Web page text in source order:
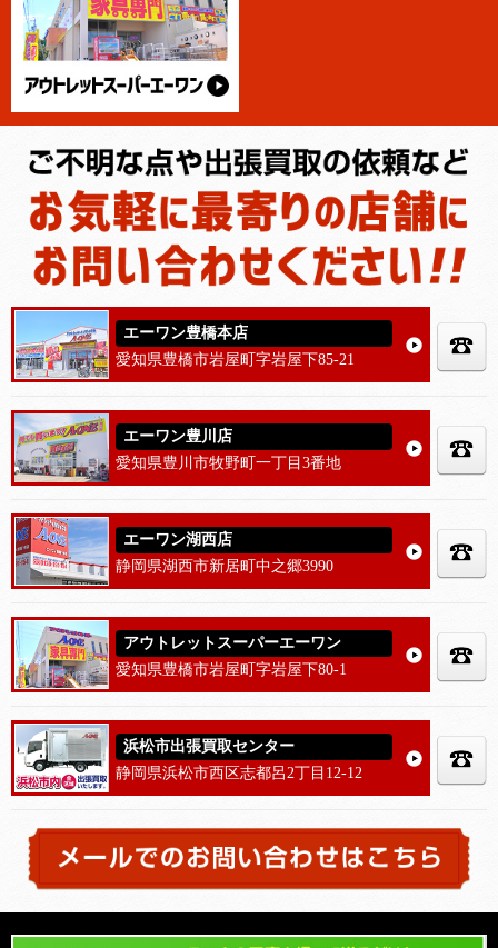
エーワン豊橋本店
愛知県豊橋市岩屋町字岩屋下85-21
エーワン豊川店
愛知県豊川市牧野町一丁目3番地
エーワン湖西店
静岡県湖西市新居町中之郷3990
アウトレットスーパーエーワン
愛知県豊橋市岩屋町字岩屋下80-1
浜松市出張買取センター
静岡県浜松市西区志都呂2丁目12-12